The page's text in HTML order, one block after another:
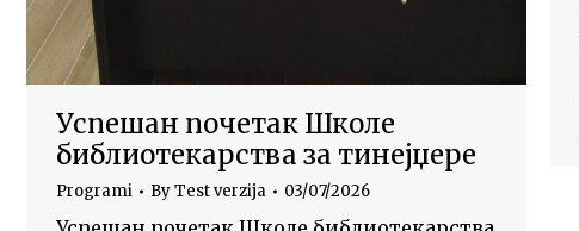
Успешан почетак Школе
библиотекарства за тинејџере
Programi ByTest verzija 03/07/2026